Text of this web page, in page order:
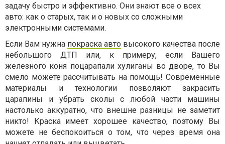
задачу быстро и эффективно. Они знают все о всех
авто: как о старых, так и о новых со сложными
электронными системами.
Если Вам нужна покраска авто высокого качества после
небольшого ДТП или, к примеру, если Вашего
железного коня поцарапали хулиганы во дворе, то Вы
смело можете рассчитывать на помощь! Современные
материалы и технологии позволяют закрасить
царапины и убрать сколы с любой части машины
настолько аккуратно, что внешне разницы не заметит
никто! Краска имеет хорошее качество, поэтому Вы
можете не беспокоиться о том, что через время она